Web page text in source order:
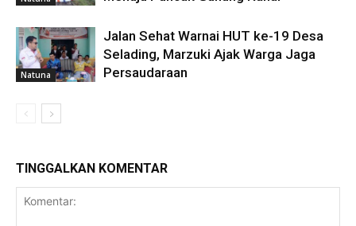
Natuna
Jalan Sehat Warnai HUT ke-19 Desa
Selading, Marzuki Ajak Warga Jaga
Persaudaraan
TINGGALKAN KOMENTAR